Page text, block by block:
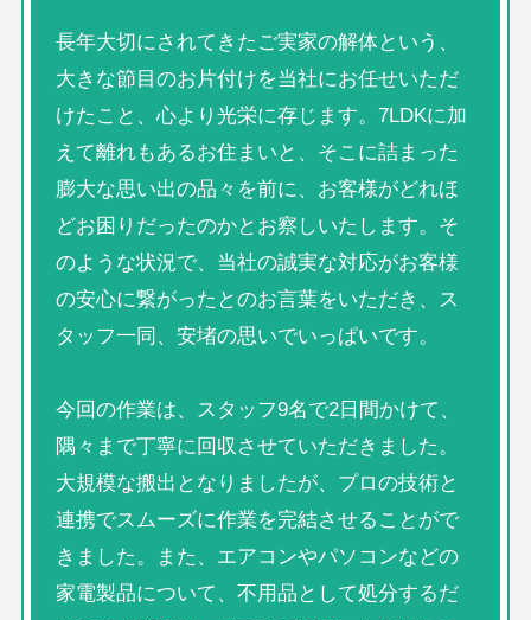
長年大切にされてきたご実家の解体という、
大きな節目のお片付けを当社にお任せいただ
けたこと、心より光栄に存じます。7LDKに加
えて離れもあるお住まいと、そこに詰まった
膨大な思い出の品々を前に、お客様がどれほ
どお困りだったのかとお察しいたします。そ
のような状況で、当社の誠実な対応がお客様
の安心に繋がったとのお言葉をいただき、ス
タッフ一同、安堵の思いでいっぱいです。
今回の作業は、スタッフ9名で2日間かけて、
隅々まで丁寧に回収させていただきました。
大規模な搬出となりましたが、プロの技術と
連携でスムーズに作業を完結させることがで
きました。また、エアコンやパソコンなどの
家電製品について、不用品として処分するだ